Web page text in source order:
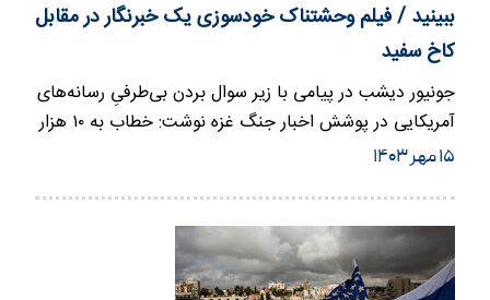
ببینید / فیلم وحشتناک خودسوزی یک خبرنگار در مقابل
کاخ سفید
جونیور دیشب در پیامی با زیر سوال بردن بی‌طرفیِ رسانه‌های
آمریکایی در پوشش اخبار جنگ غزه نوشت: خطاب به ۱۰ هزار
کودک غزه…
۱۵ مهر ۱۴۰۳